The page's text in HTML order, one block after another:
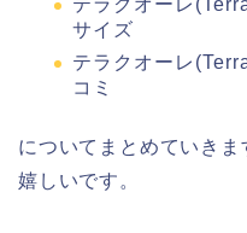
テラクオーレ
サイズ
テラクオーレ
コミ
についてまとめていき
嬉しいです。